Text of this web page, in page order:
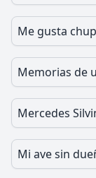
Me gusta
Memorias de
Mercedes
Mi ave sin